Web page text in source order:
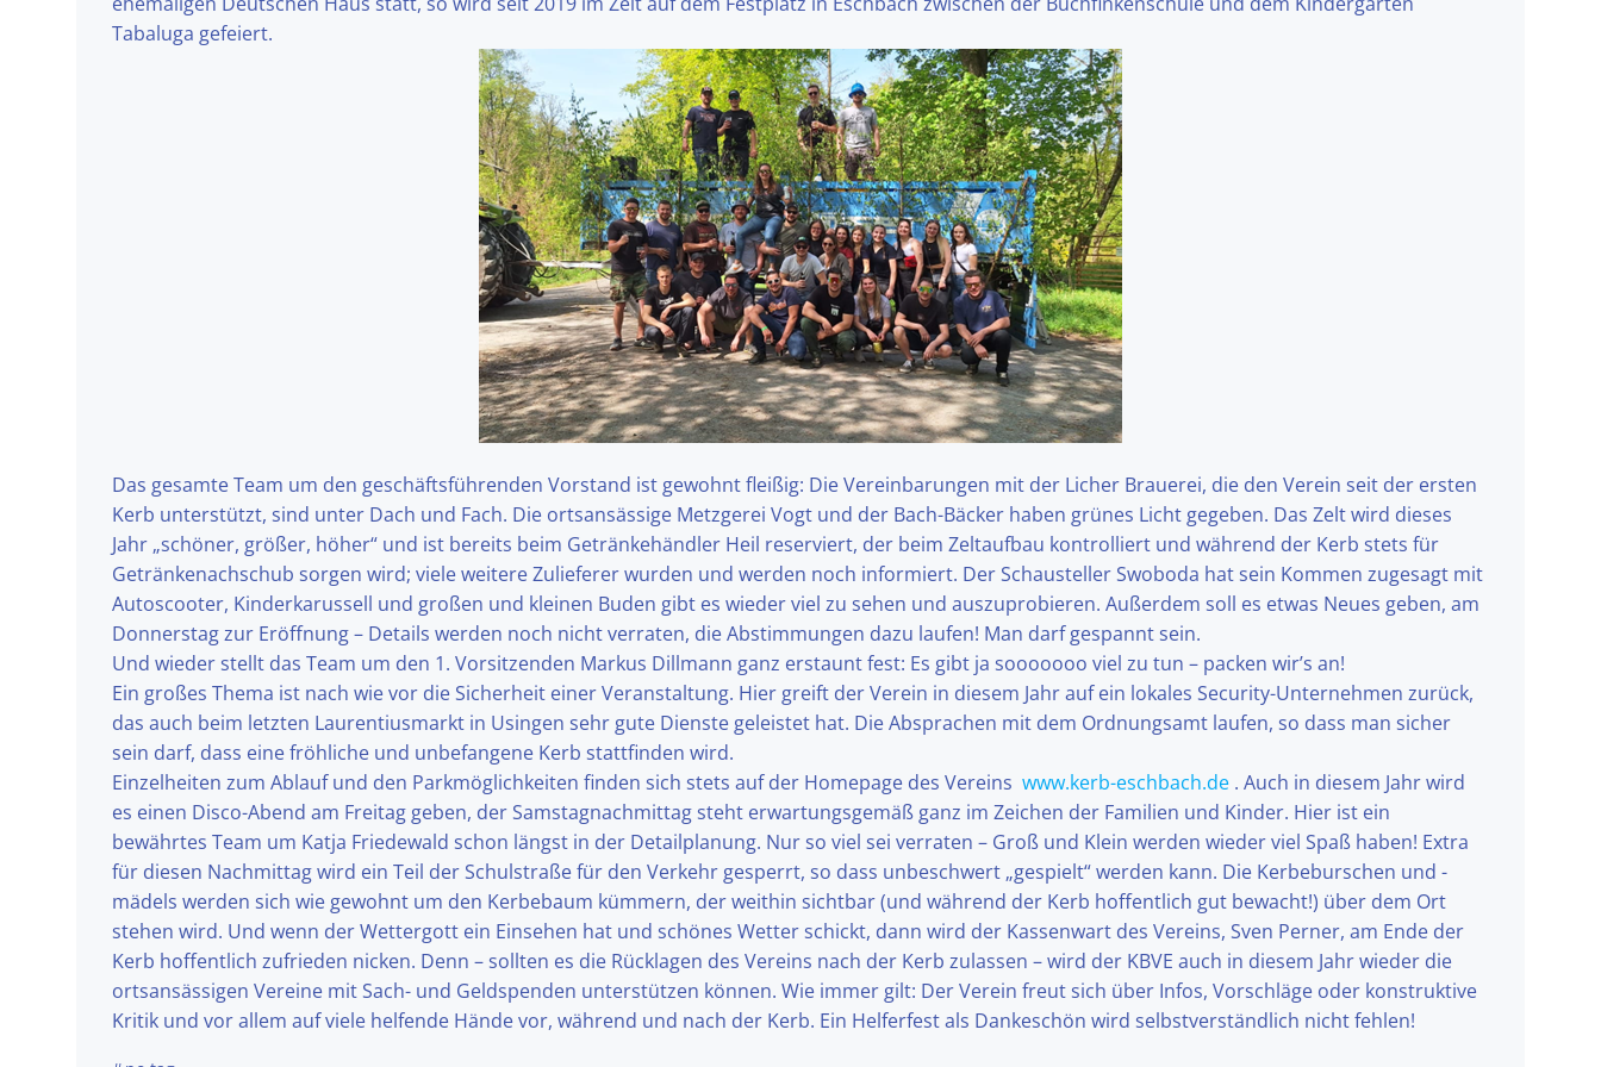
Tabaluga gefeiert.
Das gesamte Team um den geschäftsführenden Vorstand ist gewohnt fleißig: Die Vereinbarungen mit der Licher Brauerei, die den Verein seit der ersten
Kerb unterstützt, sind unter Dach und Fach. Die ortsansässige Metzgerei Vogt und der Bach-Bäcker haben grünes Licht gegeben. Das Zelt wird dieses
Jahr „schöner, größer, höher“ und ist bereits beim Getränkehändler Heil reserviert, der beim Zeltaufbau kontrolliert und während der Kerb stets für
Getränkenachschub sorgen wird; viele weitere Zulieferer wurden und werden noch informiert. Der Schausteller Swoboda hat sein Kommen zugesagt mit
Autoscooter, Kinderkarussell und großen und kleinen Buden gibt es wieder viel zu sehen und auszuprobieren. Außerdem soll es etwas Neues geben, am
Donnerstag zur Eröffnung – Details werden noch nicht verraten, die Abstimmungen dazu laufen! Man darf gespannt sein.
Und wieder stellt das Team um den 1. Vorsitzenden Markus Dillmann ganz erstaunt fest: Es gibt ja sooooooo viel zu tun – packen wir’s an!
Ein großes Thema ist nach wie vor die Sicherheit einer Veranstaltung. Hier greift der Verein in diesem Jahr auf ein lokales Security-Unternehmen zurück,
das auch beim letzten Laurentiusmarkt in Usingen sehr gute Dienste geleistet hat. Die Absprachen mit dem Ordnungsamt laufen, so dass man sicher
sein darf, dass eine fröhliche und unbefangene Kerb stattfinden wird.
Einzelheiten zum Ablauf und den Parkmöglichkeiten finden sich stets auf der Homepage des Vereins www.kerb-eschbach.de . Auch in diesem Jahr wird
es einen Disco-Abend am Freitag geben, der Samstagnachmittag steht erwartungsgemäß ganz im Zeichen der Familien und Kinder. Hier ist ein
bewährtes Team um Katja Friedewald schon längst in der Detailplanung. Nur so viel sei verraten – Groß und Klein werden wieder viel Spaß haben! Extra
für diesen Nachmittag wird ein Teil der Schulstraße für den Verkehr gesperrt, so dass unbeschwert „gespielt“ werden kann. Die Kerbeburschen und -
mädels werden sich wie gewohnt um den Kerbebaum kümmern, der weithin sichtbar (und während der Kerb hoffentlich gut bewacht!) über dem Ort
stehen wird. Und wenn der Wettergott ein Einsehen hat und schönes Wetter schickt, dann wird der Kassenwart des Vereins, Sven Perner, am Ende der
Kerb hoffentlich zufrieden nicken. Denn – sollten es die Rücklagen des Vereins nach der Kerb zulassen – wird der KBVE auch in diesem Jahr wieder die
ortsansässigen Vereine mit Sach- und Geldspenden unterstützen können. Wie immer gilt: Der Verein freut sich über Infos, Vorschläge oder konstruktive
Kritik und vor allem auf viele helfende Hände vor, während und nach der Kerb. Ein Helferfest als Dankeschön wird selbstverständlich nicht fehlen!